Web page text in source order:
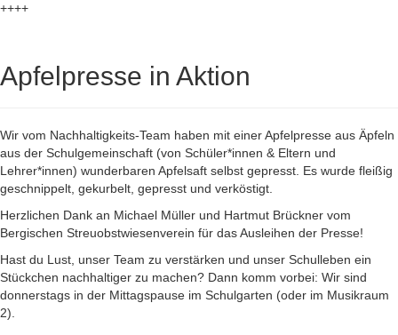
++++
Apfelpresse in Aktion
Wir vom Nachhaltigkeits-Team haben mit einer Apfelpresse aus Äpfeln
aus der Schulgemeinschaft (von Schüler*innen & Eltern und
Lehrer*innen) wunderbaren Apfelsaft selbst gepresst. Es wurde fleißig
geschnippelt, gekurbelt, gepresst und verköstigt.
Herzlichen Dank an Michael Müller und Hartmut Brückner vom
Bergischen Streuobstwiesenverein für das Ausleihen der Presse!
Hast du Lust, unser Team zu verstärken und unser Schulleben ein
Stückchen nachhaltiger zu machen? Dann komm vorbei: Wir sind
donnerstags in der Mittagspause im Schulgarten (oder im Musikraum
2).